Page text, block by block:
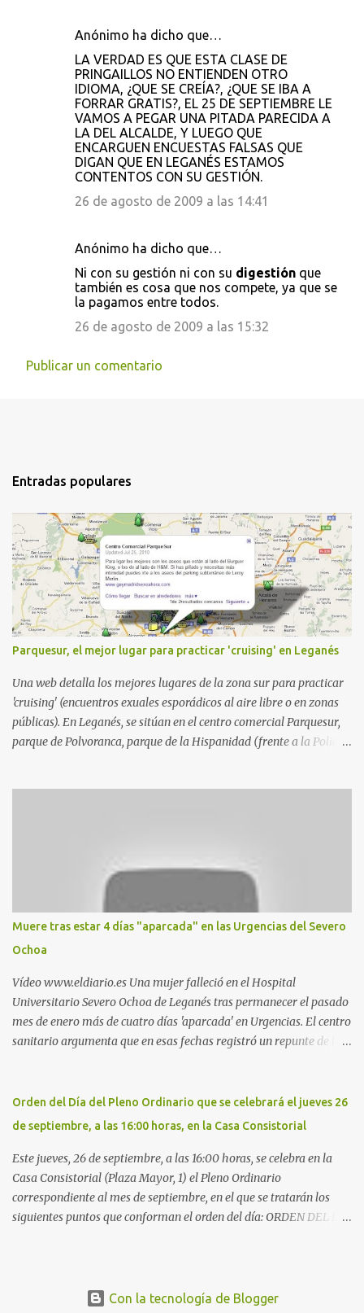
Anónimo ha dicho que…
LA VERDAD ES QUE ESTA CLASE DE
PRINGAILLOS NO ENTIENDEN OTRO
IDIOMA, ¿QUE SE CREÍA?, ¿QUE SE IBA A
FORRAR GRATIS?, EL 25 DE SEPTIEMBRE LE
VAMOS A PEGAR UNA PITADA PARECIDA A
LA DEL ALCALDE, Y LUEGO QUE
ENCARGUEN ENCUESTAS FALSAS QUE
DIGAN QUE EN LEGANÉS ESTAMOS
CONTENTOS CON SU GESTIÓN.
26 de agosto de 2009 a las 14:41
Anónimo ha dicho que…
Ni con su gestión ni con su digestión que
también es cosa que nos compete, ya que se
la pagamos entre todos.
26 de agosto de 2009 a las 15:32
Publicar un comentario
Entradas populares
Parquesur, el mejor lugar para practicar 'cruising' en Leganés
Una web detalla los mejores lugares de la zona sur para practicar
'cruising' (encuentros exuales esporádicos al aire libre o en zonas
públicas). En Leganés, se sitúan en el centro comercial Parquesur,
parque de Polvoranca, parque de la Hispanidad (frente a la Policía
estadio municipal de Butarque) y caminos entre el estadio y Plaza
Nueva. Otro lugar: Escombrera de Polvoranca, entre Leganés y
Móstoles También en el parque de la Hispanidad, situado frente a
la Policía Local de Leganés de la calle Chile, 1, y junto al
cementerio de Butarque". Más información
Muere tras estar 4 días "aparcada" en las Urgencias del Severo
Ochoa
Vídeo www.eldiario.es Una mujer falleció en el Hospital
Universitario Severo Ochoa de Leganés tras permanecer el pasado
mes de enero más de cuatro días 'aparcada' en Urgencias. El centro
sanitario argumenta que en esas fechas registró un repunte de las
arritmia y agravamiento de su dolencia por culpa de un resfriado.
Por ello, la ingresaron a finales del año pasado en el Hospital
cama, en el pasillo, sin mantas y sin poder descansar. Su hija, que
ha denunciado el caso y que grabó un vídeo de la situación
extrema, aseguró que los pasillos estaban repletos de enfermos y
que faltaban médicos por las vacaciones de Navidad, además de
Orden del Día del Pleno Ordinario que se celebrará el jueves 26
de septiembre, a las 16:00 horas, en la Casa Consistorial
Este jueves, 26 de septiembre, a las 16:00 horas, se celebra en la
Casa Consistorial (Plaza Mayor, 1) el Pleno Ordinario
correspondiente al mes de septiembre, en el que se tratarán los
siguientes puntos que conforman el orden del día: ORDEN DEL DÍA
de 2013, sesión extraordinaria. - 25 de julio de 2013, sesión
Con la tecnología de Blogger